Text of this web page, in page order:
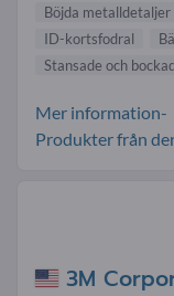
Böjda metalldetaljer
ID-kortsfodral
Stansade och
Mer information-
Produkter från
3M